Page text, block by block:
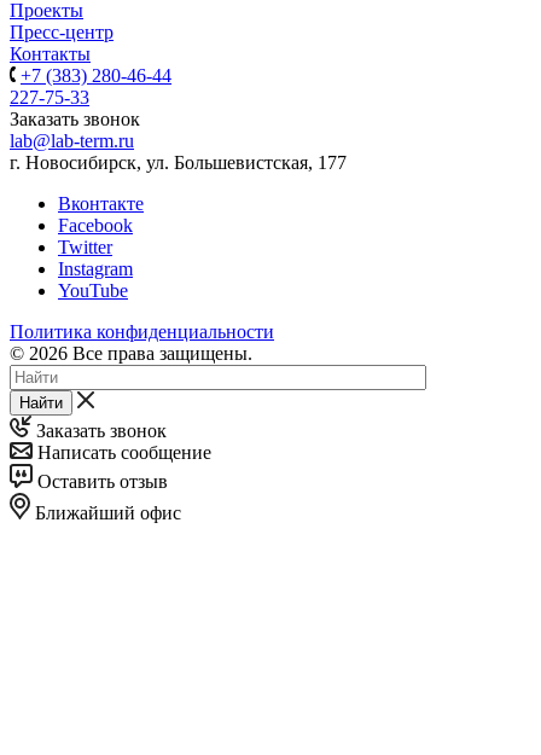
Проекты
Пресс-центр
Контакты
+7 (383) 280-46-44
227-75-33
Заказать звонок
lab@lab-term.ru
г. Новосибирск, ул. Большевистская, 177
Вконтакте
Facebook
Twitter
Instagram
YouTube
Политика конфиденциальности
© 2026 Все права защищены.
Найти
Заказать звонок
Написать сообщение
Оставить отзыв
Ближайший офис